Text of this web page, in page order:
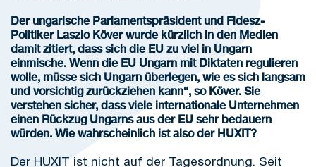
Der ungarische Parlamentspräsident und Fidesz-
Politiker Laszlo Köver wurde kürzlich in den Medien
damit zitiert, dass sich die EU zu viel in Ungarn
einmische. Wenn die EU Ungarn mit Diktaten regulieren
wolle, müsse sich Ungarn überlegen, wie es sich langsam
und vorsichtig zurückziehen kann“, so Köver. Sie
verstehen sicher, dass viele internationale Unternehmen
einen Rückzug Ungarns aus der EU sehr bedauern
würden. Wie wahrscheinlich ist also der HUXIT?
Der HUXIT ist nicht auf der Tagesordnung. Seit